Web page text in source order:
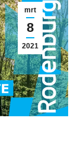
mrt
8
2021